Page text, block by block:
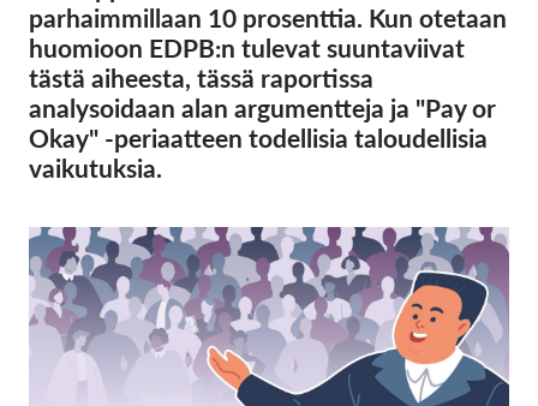
parhaimmillaan 10 prosenttia. Kun otetaan
huomioon EDPB:n tulevat suuntaviivat
tästä aiheesta, tässä raportissa
analysoidaan alan argumentteja ja "Pay or
Okay" -periaatteen todellisia taloudellisia
vaikutuksia.